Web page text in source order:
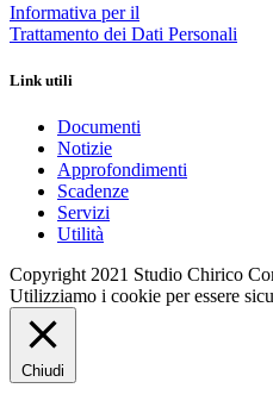
Informativa per il
Trattamento dei Dati Personali
Link utili
Documenti
Notizie
Approfondimenti
Scadenze
Servizi
Utilità
Copyright 2021 Studio Chirico
Utilizziamo i cookie per essere
Chiudi